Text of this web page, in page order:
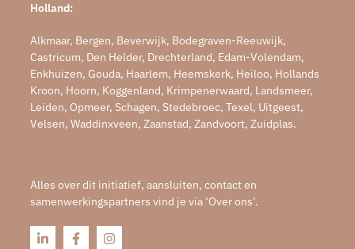
Holland:
Alkmaar, Bergen, Beverwijk, Bodegraven-Reeuwijk,
Castricum, Den Helder, Drechterland, Edam-Volendam,
Enkhuizen, Gouda, Haarlem, Heemskerk, Heiloo, Hollands
Kroon, Hoorn, Koggenland, Krimpenerwaard, Landsmeer,
Leiden, Opmeer, Schagen, Stedebroec, Texel, Uitgeest,
Velsen, Waddinxveen, Zaanstad, Zandvoort, Zuidplas.
Alles over dit initiatief, aansluiten, contact en
samenwerkingspartners vind je via ‘Over ons’.